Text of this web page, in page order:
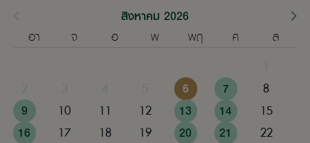
สิงหาคม 2026
อา
จ อ พ พฤ ศ
ส
6 7
8
9
10 11 12 13 14
15
16
17 18 19 20 21
22